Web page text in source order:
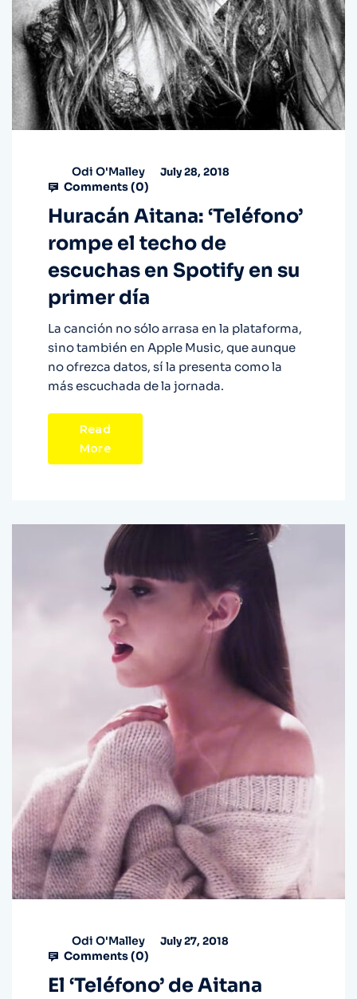
Odi O'Malley July 28, 2018
Comments (0)
Huracán Aitana: ‘Teléfono’
rompe el techo de
escuchas en Spotify en su
primer día
La canción no sólo arrasa en la plataforma,
sino también en Apple Music, que aunque
no ofrezca datos, sí la presenta como la
más escuchada de la jornada.
Read
More
Odi O'Malley July 27, 2018
Comments (0)
El ‘Teléfono’ de Aitana